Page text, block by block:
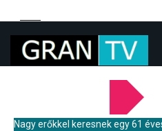
Nagy erőkkel keresnek egy 61